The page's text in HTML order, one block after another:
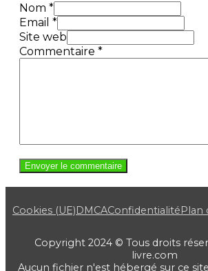
Nom *
Email *
Site web
Commentaire *
Cookies (UE)DMCAConfidentialitéPlan
Copyright 2024 © Tous droits
livre.com
Aucun fichier n'est hébergé sur ce